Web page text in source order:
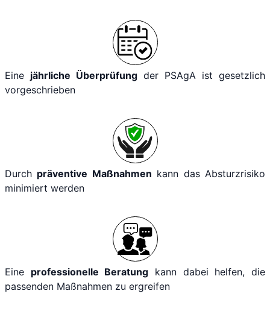
Eine jährliche Überprüfung der PSAgA ist gesetzlich
vorgeschrieben
Durch präventive Maßnahmen kann das Absturzrisiko
minimiert werden
Eine professionelle Beratung kann dabei helfen, die
passenden Maßnahmen zu ergreifen